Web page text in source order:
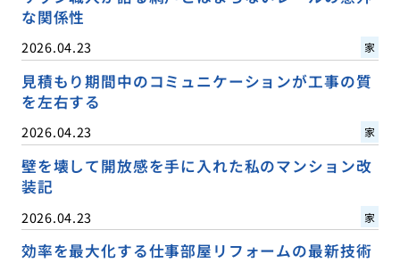
な関係性
2026.04.23 家
見積もり期間中のコミュニケーションが工事の質
を左右する
2026.04.23 家
壁を壊して開放感を手に入れた私のマンション改
装記
2026.04.23 家
効率を最大化する仕事部屋リフォームの最新技術